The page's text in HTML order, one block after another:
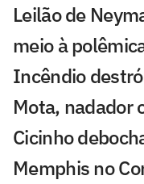
Leilão de
meio à
Incêndio
Mota, nadador
Cicinho
Memphis no